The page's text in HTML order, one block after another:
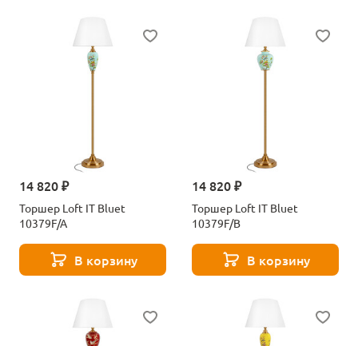
14 820 ₽
Торшер Loft IT Bluet
10379F/A
В корзину
14 820 ₽
Торшер Loft IT Bluet
10379F/B
В корзину